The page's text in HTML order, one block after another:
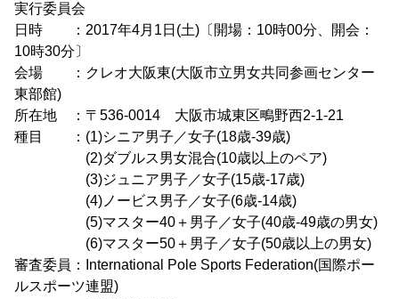
実行委員会
日時 ：2017年4月1日(土)〔開場：10時00分、開会：
10時30分〕
会場 ：クレオ大阪東(大阪市立男女共同参画センター
東部館)
所在地 ：〒536-0014 大阪市城東区鴫野西2-1-21
種目 ：(1)シニア男子／女子(18歳-39歳)
(2)ダブルス男女混合(10歳以上のペア)
(3)ジュニア男子／女子(15歳-17歳)
(4)ノービス男子／女子(6歳‐14歳)
(5)マスター40＋男子／女子(40歳-49歳の男女)
(6)マスター50＋男子／女子(50歳以上の男女)
審査委員：International Pole Sports Federation(国際ポー
ルスポーツ連盟)